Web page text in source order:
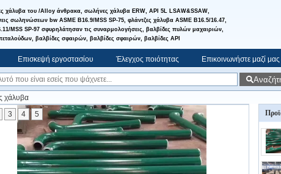
χάλυβα του /Alloy άνθρακα, σωλήνες χάλυβα ERW, API 5L LSAW&SSAW,
σωληνώσεων bw ASME B16.9/MSS SP-75, φλάντζες χάλυβα ASME B16.5/16.47,
MSS SP-97 σφυρηλάτησαν τις συναρμολογήσεις, βαλβίδες πυλών μαχαιριών,
βαλβίδες σφαιρών, βαλβίδες σφαιρών, βαλβίδες API
Επισκεψή εργοστασίου Έλεγχος ποιότητας Επικοινωνήστε μαζί μας
χάλυβα
3 4 5